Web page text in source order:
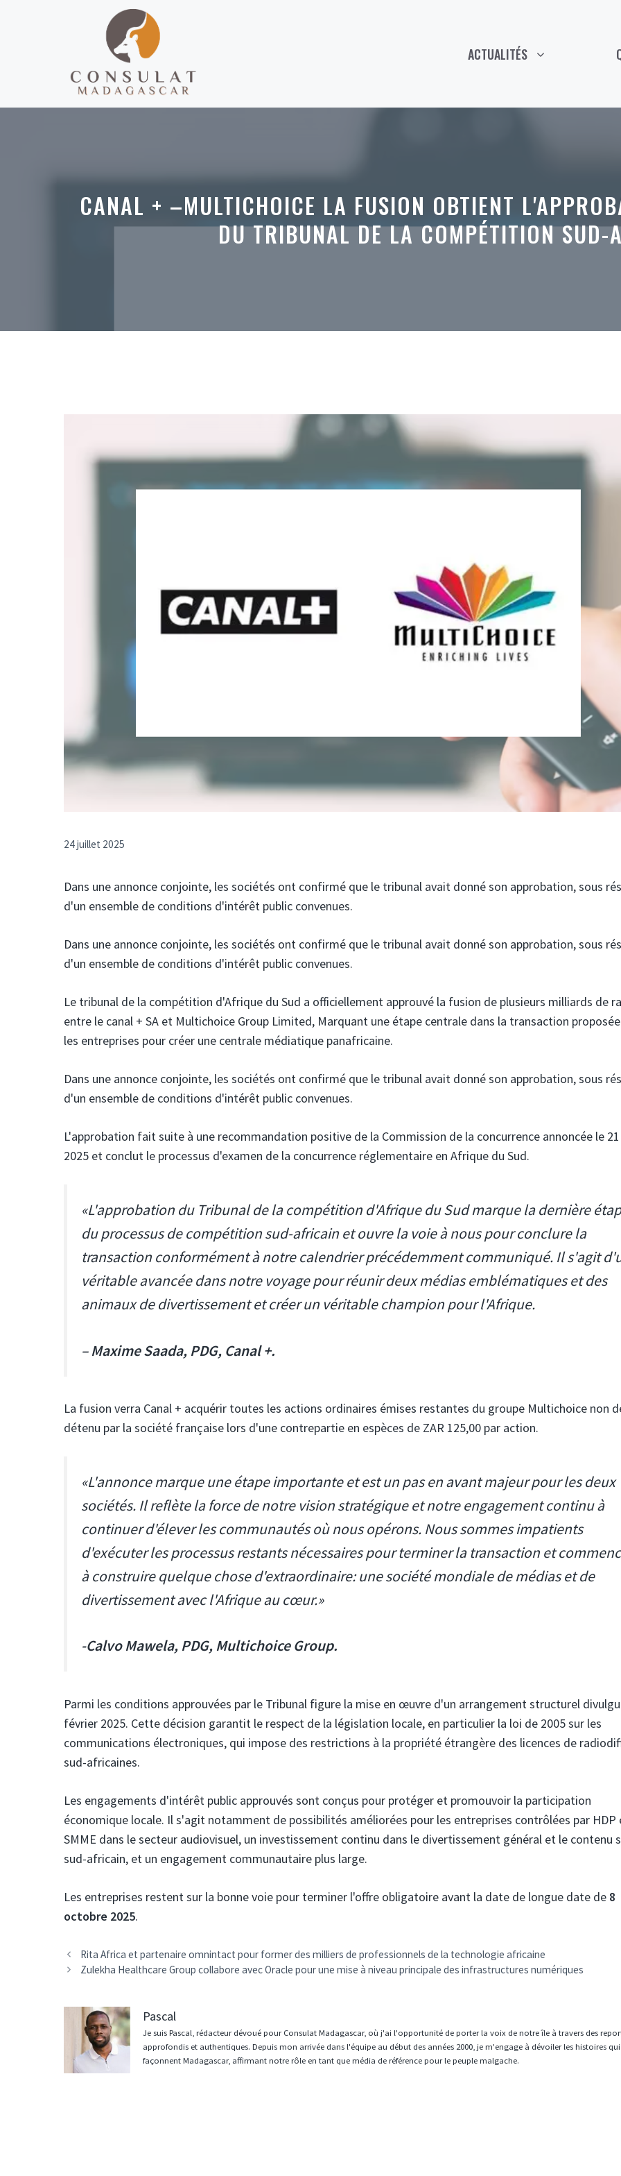
ACTUALITÉS
CANAL + –MULTICHOICE LA FUSION OBTIENT
DU TRIBUNAL DE LA COMPÉTITION SUD-
24 juillet 2025
Dans une annonce conjointe, les sociétés ont confirmé que le tribunal avait donné son approbation, sous
d'un ensemble de conditions d'intérêt public convenues.
Dans une annonce conjointe, les sociétés ont confirmé que le tribunal avait donné son approbation, sous
d'un ensemble de conditions d'intérêt public convenues.
Le tribunal de la compétition d'Afrique du Sud a officiellement approuvé la fusion de plusieurs milliards de
entre le canal + SA et Multichoice Group Limited, Marquant une étape centrale dans la transaction
les entreprises pour créer une centrale médiatique panafricaine.
Dans une annonce conjointe, les sociétés ont confirmé que le tribunal avait donné son approbation, sous
d'un ensemble de conditions d'intérêt public convenues.
L'approbation fait suite à une recommandation positive de la Commission de la concurrence annoncée le
2025 et conclut le processus d'examen de la concurrence réglementaire en Afrique du Sud.
«L'approbation du Tribunal de la compétition d'Afrique du Sud marque la dernière
du processus de compétition sud-africain et ouvre la voie à nous pour conclure la
transaction conformément à notre calendrier précédemment communiqué. Il s'agit
véritable avancée dans notre voyage pour réunir deux médias emblématiques et des
animaux de divertissement et créer un véritable champion pour l'Afrique.
– Maxime Saada, PDG, Canal +.
La fusion verra Canal + acquérir toutes les actions ordinaires émises restantes du groupe Multichoice non
détenu par la société française lors d'une contrepartie en espèces de ZAR 125,00 par action.
«L'annonce marque une étape importante et est un pas en avant majeur pour les deux
sociétés. Il reflète la force de notre vision stratégique et notre engagement continu à
continuer d'élever les communautés où nous opérons. Nous sommes impatients
d'exécuter les processus restants nécessaires pour terminer la transaction et
à construire quelque chose d'extraordinaire: une société mondiale de médias et de
divertissement avec l'Afrique au cœur.»
-Calvo Mawela, PDG, Multichoice Group.
Parmi les conditions approuvées par le Tribunal figure la mise en œuvre d'un arrangement structurel
février 2025. Cette décision garantit le respect de la législation locale, en particulier la loi de 2005 sur les
communications électroniques, qui impose des restrictions à la propriété étrangère des licences de
sud-africaines.
Les engagements d'intérêt public approuvés sont conçus pour protéger et promouvoir la participation
économique locale. Il s'agit notamment de possibilités améliorées pour les entreprises contrôlées par HDP
SMME dans le secteur audiovisuel, un investissement continu dans le divertissement général et le contenu
sud-africain, et un engagement communautaire plus large.
Les entreprises restent sur la bonne voie pour terminer l'offre obligatoire avant la date de longue date de 8
octobre 2025.
Navigation
des
Rita Africa et partenaire omnintact pour former des milliers de professionnels de la technologie africaine
Zulekha Healthcare Group collabore avec Oracle pour une mise à niveau principale des infrastructures numériques
Pascal
Je suis Pascal, rédacteur dévoué pour Consulat Madagascar, où j'ai l'opportunité de porter la voix de notre île à travers des
approfondis et authentiques. Depuis mon arrivée dans l'équipe au début des années 2000, je m'engage à dévoiler les histoires qui
façonnent Madagascar, affirmant notre rôle en tant que média de référence pour le peuple malgache.